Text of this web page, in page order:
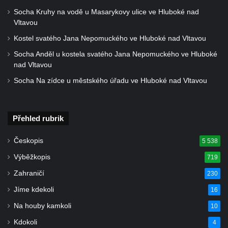
Kostel Krista Spasitele ve Frýdlantu
cestě na Křížovém vrchu ve Frýdlantu
Kaple Božího hrobu na Křížové cestě na
Kostel svatého Jakuba Většího v Sokolově
Slunečné
Kostel Jména Panny Marie v Sepekově
Kostel svatých Petra a Pavla v Růžové
Kaple Stětí svatého Jana Křtitele v
Rumburku
Bývalá synagoga v Milevsku
Socha Kruhy na vodě u Masarykovy ulice ve Hluboké nad
Vltavou
Kostel svatého Jana Nepomuckého ve Hluboké nad Vltavou
Socha Anděl u kostela svatého Jana Nepomuckého ve Hluboké
nad Vltavou
Socha Na zídce u městského úřadu ve Hluboké nad Vltavou
Přehled rubrik
Českopis 5 538
Výběžkopis 719
Zahraničí 230
Jíme kdekoli 16
Na houby kamkoli 10
Kdokoli 4